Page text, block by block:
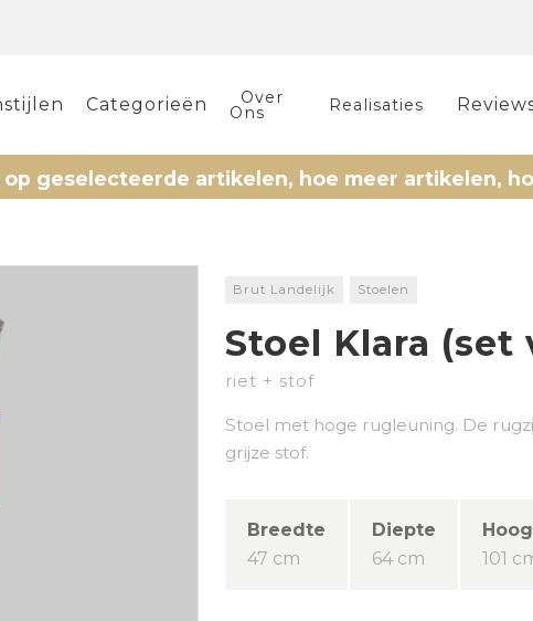
Categorieën Over
Ons Realisaties
artikelen, hoe meer artikelen, hoe
Brut Landelijk Stoelen
Stoel Klara (set
riet + stof
Stoel met hoge rugleuning. De
grijze stof.
Breedte
47 cm
Diepte
64 cm
101